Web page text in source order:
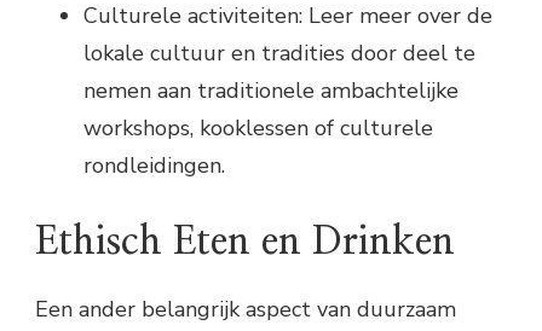
Culturele activiteiten: Leer meer over de
lokale cultuur en tradities door deel te
nemen aan traditionele ambachtelijke
workshops, kooklessen of culturele
rondleidingen.
Ethisch Eten en Drinken
Een ander belangrijk aspect van duurzaam